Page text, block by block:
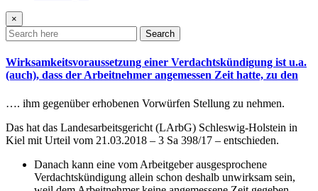
×
Search
Wirksamkeitsvoraussetzung einer Verdachtskündigung ist u.a.
(auch), dass der Arbeitnehmer angemessen Zeit hatte, zu den
…. ihm gegenüber erhobenen Vorwürfen Stellung zu nehmen.
Das hat das Landesarbeitsgericht (LArbG) Schleswig-Holstein in
Kiel mit Urteil vom 21.03.2018 – 3 Sa 398/17 – entschieden.
Danach kann eine vom Arbeitgeber ausgesprochene
Verdachtskündigung allein schon deshalb unwirksam sein,